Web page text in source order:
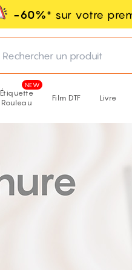
-60%* sur votre
Rechercher un produit
Étiquette
Rouleau
Film DTF Livre